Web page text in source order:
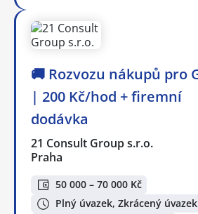
🚚 Rozvozu nákupů pro
| 200 Kč/hod + firemní
dodávka
21 Consult Group s.r.o.
Praha
50 000 – 70 000 Kč
Plný úvazek, Zkrácený úvazek